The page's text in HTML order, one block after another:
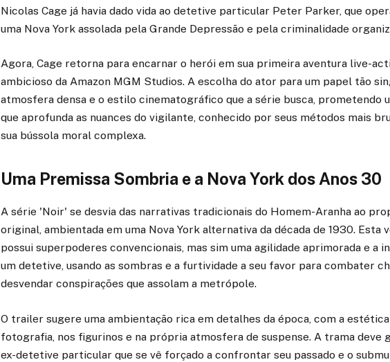
Nicolas Cage já havia dado vida ao detetive particular Peter Parker, que
uma Nova York assolada pela Grande Depressão e pela criminalidade
Agora, Cage retorna para encarnar o herói em sua primeira aventura live-
ambicioso da Amazon MGM Studios. A escolha do ator para um papel tão
atmosfera densa e o estilo cinematográfico que a série busca, prometendo
que aprofunda as nuances do vigilante, conhecido por seus métodos mais
sua bússola moral complexa.
Uma Premissa Sombria e a Nova York dos Anos 30
A série 'Noir' se desvia das narrativas tradicionais do Homem-Aranha ao
original, ambientada em uma Nova York alternativa da década de 1930. Esta
possui superpoderes convencionais, mas sim uma agilidade aprimorada e a
um detetive, usando as sombras e a furtividade a seu favor para combater
desvendar conspirações que assolam a metrópole.
O trailer sugere uma ambientação rica em detalhes da época, com a
fotografia, nos figurinos e na própria atmosfera de suspense. A trama deve
ex-detetive particular que se vê forçado a confrontar seu passado e o